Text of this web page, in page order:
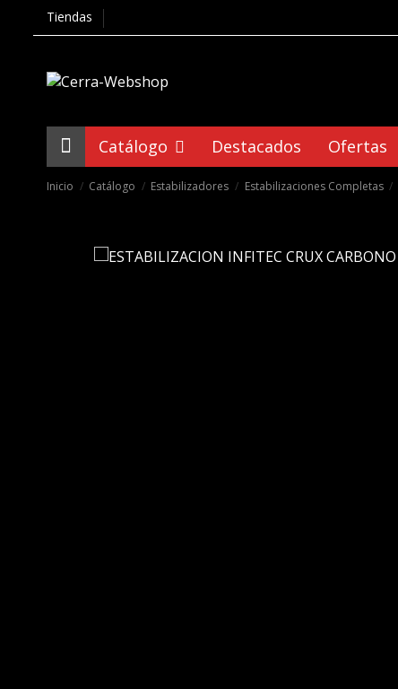
Tiendas
Catálogo Destacados Ofertas
Inicio Catálogo Estabilizadores Estabilizaciones Completas